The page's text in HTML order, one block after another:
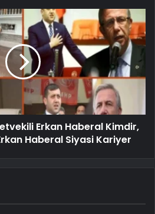
Erkan Haberal Kimdir,
Haberal Siyasi Kariyer